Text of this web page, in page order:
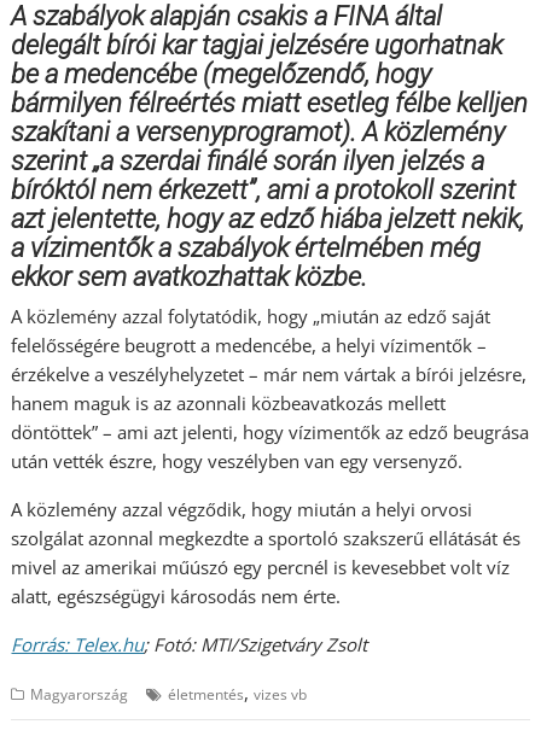
A szabályok alapján csakis a FINA által
delegált bírói kar tagjai jelzésére ugorhatnak
be a medencébe (megelőzendő, hogy
bármilyen félreértés miatt esetleg félbe kelljen
szakítani a versenyprogramot). A közlemény
szerint „a szerdai finálé során ilyen jelzés a
bíróktól nem érkezett”, ami a protokoll szerint
azt jelentette, hogy az edző hiába jelzett nekik,
a vízimentők a szabályok értelmében még
ekkor sem avatkozhattak közbe.
A közlemény azzal folytatódik, hogy „miután az edző saját
felelősségére beugrott a medencébe, a helyi vízimentők –
érzékelve a veszélyhelyzetet – már nem vártak a bírói jelzésre,
hanem maguk is az azonnali közbeavatkozás mellett
döntöttek” – ami azt jelenti, hogy vízimentők az edző beugrása
után vették észre, hogy veszélyben van egy versenyző.
A közlemény azzal végződik, hogy miután a helyi orvosi
szolgálat azonnal megkezdte a sportoló szakszerű ellátását és
mivel az amerikai műúszó egy percnél is kevesebbet volt víz
alatt, egészségügyi károsodás nem érte.
Forrás: Telex.hu; Fotó: MTI/Szigetváry Zsolt
Magyarország életmentés,vizes vb